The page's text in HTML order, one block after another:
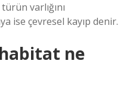
varlığını
ise çevresel kayıp denir.
ne